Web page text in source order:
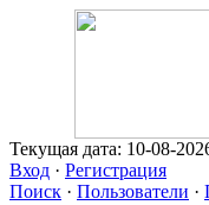
Текущая дата: 10-08-
Вход · Регистрация
Поиск · Пользователи ·